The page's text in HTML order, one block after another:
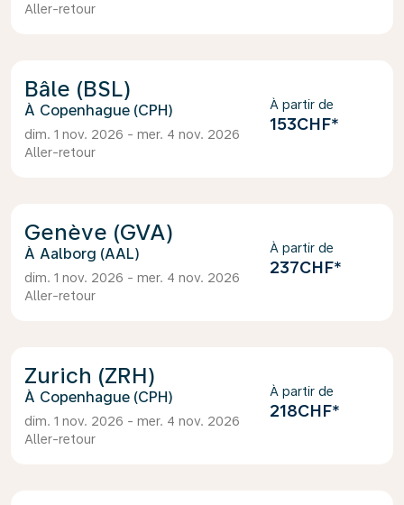
Aller-retour
Bâle (BSL)
Copenhague (CPH)
dim. 1 nov. 2026 - mer. 4 nov. 2026
Aller-retour
À partir de
153CHF*
Genève (GVA)
Aalborg (AAL)
dim. 1 nov. 2026 - mer. 4 nov. 2026
Aller-retour
À partir de
237CHF*
Zurich (ZRH)
Copenhague (CPH)
dim. 1 nov. 2026 - mer. 4 nov. 2026
Aller-retour
À partir de
218CHF*